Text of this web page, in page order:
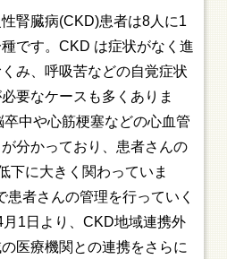
腎臓病(CKD)患者は8人に1
です。CKD は症状がなく進
み、呼吸苦などの自覚症状
要なケースも多くありま
中や心筋梗塞などの心血管
分かっており、患者さんの
下に大きく関わっていま
者さんの管理を行っていく
1日より、CKD地域連携外
医療機関との連携をさらに